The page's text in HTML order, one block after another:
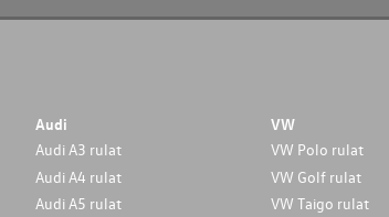
Audi
Audi A3 rulat
Audi A4 rulat
Audi A5 rulat
VW
VW Polo rulat
VW Golf rulat
VW Taigo rulat